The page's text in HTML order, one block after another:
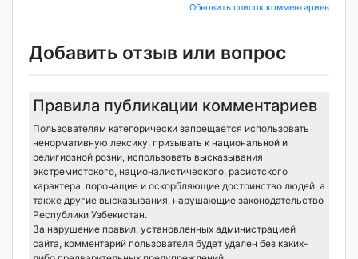
Обновить список комментариев
Добавить отзыв или вопрос
Правила публикации комментариев
Пользователям категорически запрещается использовать
ненормативную лексику, призывать к национальной и
религиозной розни, использовать высказывания
экстремистского, националистического, расистского
характера, порочащие и оскорбляющие достоинство людей, а
также другие высказывания, нарушающие законодательство
Республики Узбекистан.
За нарушение правил, установленных администрацией
сайта, комментарий пользователя будет удален без каких-